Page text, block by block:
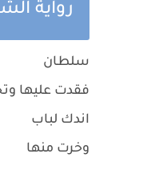
رواية
سلطان
فقدت عليها
اندك لباب
وخرت منها